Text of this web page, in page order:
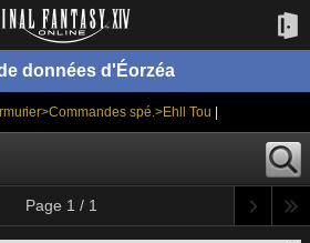
données d'Éorzéa
spé.>Ehll Tou
Page 1 / 1